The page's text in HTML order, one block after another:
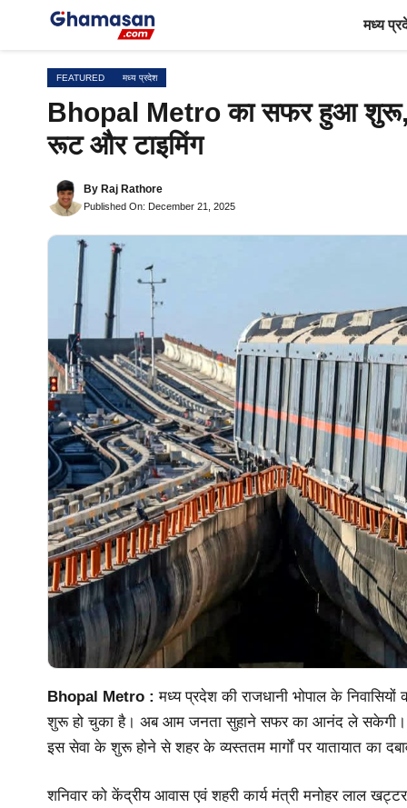
मध्य
FEATURED मध्य प्रदेश
Bhopal Metro का सफर हुआ शुरू,
रूट और टाइमिंग
By Raj Rathore
Published On: December 21, 2025
Bhopal Metro : मध्य प्रदेश की राजधानी भोपाल के
शुरू हो चुका है। अब आम जनता सुहाने सफर का आनंद ले सकेगी।
इस सेवा के शुरू होने से शहर के व्यस्ततम मार्गों पर यातायात का
शनिवार को केंद्रीय आवास एवं शहरी कार्य मंत्री मनोहर लाल